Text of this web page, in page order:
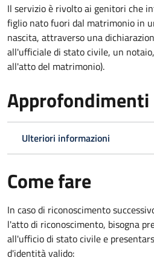
Il servizio è rivolto ai genitori che
figlio nato fuori dal matrimonio in
nascita, attraverso una
all'ufficiale di stato civile, un
all'atto del matrimonio).
Approfondimenti
Ulteriori informazioni
Come fare
In caso di riconoscimento
l'atto di riconoscimento, bisogna
all'ufficio di stato civile e
d'identità valido: